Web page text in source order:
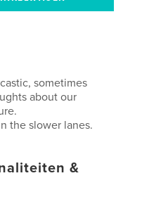
sometimes
about our
the slower lanes.
&